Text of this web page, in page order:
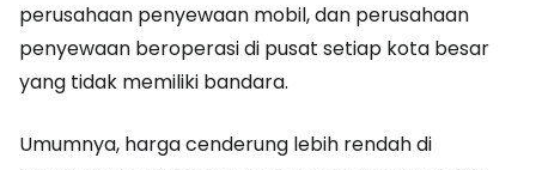
perusahaan penyewaan mobil, dan perusahaan
penyewaan beroperasi di pusat setiap kota besar
yang tidak memiliki bandara.
Umumnya, harga cenderung lebih rendah di